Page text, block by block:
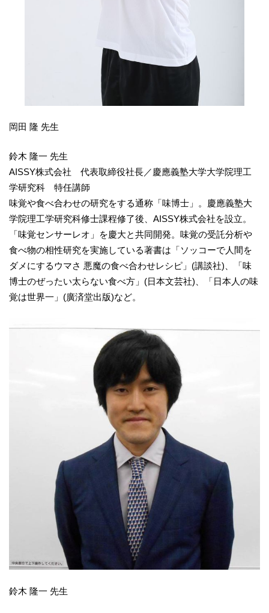
岡田 隆 先生
鈴木 隆一 先生
AISSY株式会社 代表取締役社長／慶應義塾大学大学院理工
学研究科 特任講師
味覚や食べ合わせの研究をする通称「味博士」。慶應義塾大
学院理工学研究科修士課程修了後、AISSY株式会社を設立。
「味覚センサーレオ」を慶大と共同開発。味覚の受託分析や
食べ物の相性研究を実施している著書は「ソッコーで人間を
ダメにするウマさ 悪魔の食べ合わせレシピ」(講談社)、「味
博士のぜったい太らない食べ方」(日本文芸社)、「日本人の味
覚は世界一」(廣済堂出版)など。
鈴木 隆一 先生